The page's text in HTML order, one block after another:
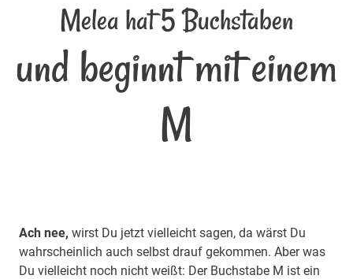
Melea hat 5 Buchstaben
und beginnt mit einem
M
Ach nee, wirst Du jetzt vielleicht sagen, da wärst Du
wahrscheinlich auch selbst drauf gekommen. Aber was
Du vielleicht noch nicht weißt: Der Buchstabe M ist ein